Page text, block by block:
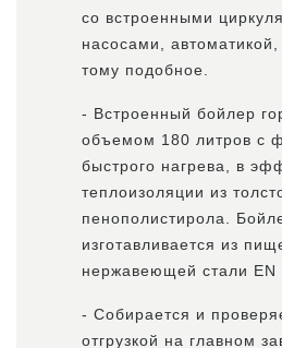
со встроенными
насосами,
тому подобное.
- Встроенный бойлер
объемом 180 литров с
быстрого нагрева, в
теплоизоляции из
пенополистирола.
изготавливается из
нержавеющей стали EN
- Собирается и
отгрузкой на главном